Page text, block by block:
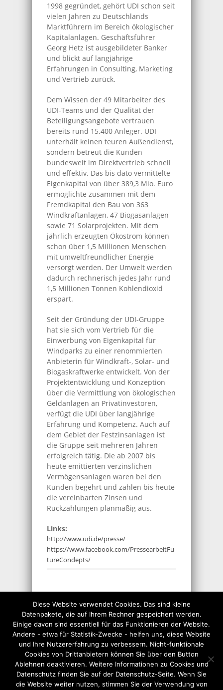
1998 gegründet, gehört UDI schon seit
vielen Jahren zu Deutschlands
Marktführern im Bereich ökologischer
Kapitalanlagen. Geschäftsführer
Georg Hetz ist ausgebildeter Banker
und blickt auf langjährige
Erfahrungen in Consulting, Marketing
und Vertrieb zurück.
Dem Wissen der 49 Mitarbeiter des
UDI-Teams und der Qualität der
Beteiligungsangebote vertrauen
bereits rund 15.400 Anleger. UDI
unterhält keinen teuren Außendienst,
sondern betreut die Kunden
bundesweit im Direktvertrieb schnell
und effektiv. Das bis dato vermittelte
Eigenkapital von über 389,3 Mio. Euro
ermöglichte zusammen mit dem
Fremdkapital den Bau von 363
Windkraftanlagen, 47 Biogasanlagen
sowie 71 Solarprojekten. Mit dem
jährlich erzeugten Ökostrom können
schon über 1,5 Millionen Menschen
mit umweltfreundlicher Energie
versorgt werden. Der Umwelt werden
dadurch rechnerisch jedes Jahr rund
1,5 Millionen Tonnen Kohlendioxid
erspart.
Seit der Gründung der UDI-Gruppe
hat sie sich vom Vertrieb für die
Einwerbung von Eigenkapital für
Windparks zu einer renommierten
Anbieterin für Windkraft-, Solar- und
Biogaskraftwerke entwickelt. Von der
Projektentwicklung und Konzeption
über die Vermittlung von ökologischen
Geldanlagen an Privatinvestoren,
verfügt die UDI über langjährige
Erfahrung und Kompetenz. Auch auf
dem Gebiet der Festzinsanlagen ist
die Gruppe seit mehreren Jahren
erfolgreich tätig. Die ab 2007 bis
heute emittierten verzinslichen
Vermögensanlagen waren bei den
Kunden begehrt und zahlen bis heute
die vereinbarten Zinsen und
Rückzahlungen planmäßig aus.
Links:
http://www.udi.de/presse/
https://www.facebook.com/PressearbeitFu
tureCondepts/
VEREINE
VON ALLG. INTERESSE
grünes Geld
Klimaschutz
Umweltschutz
Diese Website verwendet Cookies. Das sind kleine
Datenpakete, die auf Ihrem Rechner gespeichert werden.
Einige davon sind essentiell für das Funktionieren der Website.
Andere - etwa für Statistik-Zwecke - helfen uns, diese Website
und Ihre Nutzererfahrung zu verbessern. Nicht-funktionale
Cookies von Drittanbietern können Sie über den Button
Ablehnen deaktivieren. Weitere Informationen zu Cookies und
Datenschutz finden Sie auf der Datenschutz-Seite. Wenn Sie
die Website weiter nutzen, stimmen Sie der Verwendung von